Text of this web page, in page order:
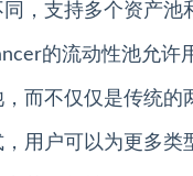
，支持多个资产池
的流动性池允许
而不仅仅是传统的
用户可以为更多类